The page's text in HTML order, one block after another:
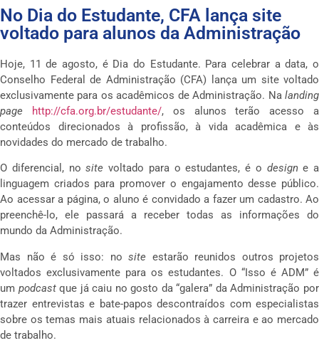
No Dia do Estudante, CFA lança site
voltado para alunos da Administração
Hoje, 11 de agosto, é Dia do Estudante. Para celebrar a data, o
Conselho Federal de Administração (CFA) lança um site voltado
exclusivamente para os acadêmicos de Administração. Na landing
page
http://cfa.org.br/estudante/, os alunos terão acesso a
conteúdos direcionados à profissão, à vida acadêmica e às
novidades do mercado de trabalho.
O diferencial, nosite voltado para o estudantes, é o designe a
linguagem criados para promover o engajamento desse público.
Ao acessar a página, o aluno é convidado a fazer um cadastro. Ao
preenchê-lo, ele passará a receber todas as informações do
mundo da Administração.
Mas não é só isso: no site estarão reunidos outros projetos
voltados exclusivamente para os estudantes. O “Isso é ADM” é
um podcastque já caiu no gosto da “galera” da Administração por
trazer entrevistas e bate-papos descontraídos com especialistas
sobre os temas mais atuais relacionados à carreira e ao mercado
de trabalho.